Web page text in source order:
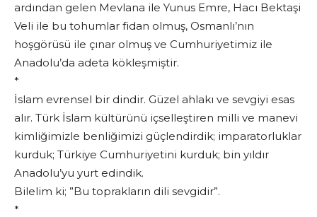
ardından gelen Mevlana ile Yunus Emre, Hacı Bektaşi
Veli ile bu tohumlar fidan olmuş, Osmanlı’nın
hoşgörüsü ile çınar olmuş ve Cumhuriyetimiz ile
Anadolu’da adeta kökleşmiştir.
*
İslam evrensel bir dindir. Güzel ahlakı ve sevgiyi esas
alır. Türk İslam kültürünü içselleştiren milli ve manevi
kimliğimizle benliğimizi güçlendirdik; imparatorluklar
kurduk; Türkiye Cumhuriyetini kurduk; bin yıldır
Anadolu’yu yurt edindik.
Bilelim ki; ”Bu toprakların dili sevgidir”.
*